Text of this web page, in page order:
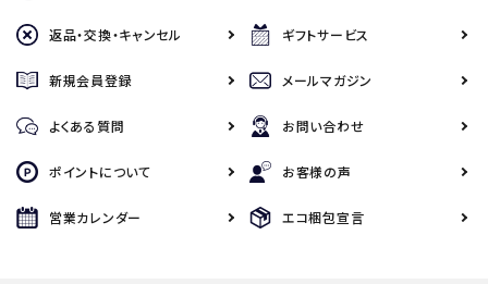
返品・交換・キャンセル ギフトサービス
新規会員登録 メールマガジン
よくある質問 お問い合わせ
ポイントについて お客様の声
営業カレンダー エコ梱包宣言